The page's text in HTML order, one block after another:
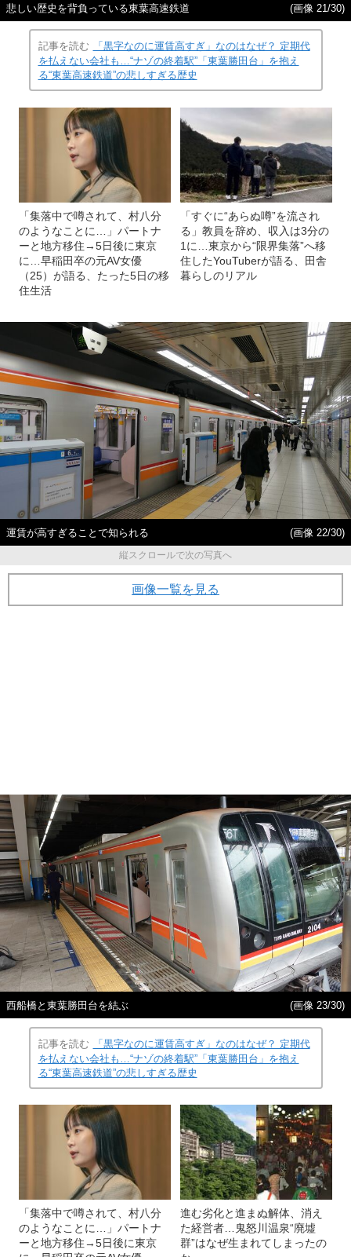
悲しい歴史を背負っている東葉高速鉄道 (画像 21/30)
記事を読む
「黒字なのに運賃高すぎ」なのはなぜ？ 定期代
を払えない会社も…“ナゾの終着駅”「東葉勝田台」を抱え
る“東葉高速鉄道”の悲しすぎる歴史
「集落中で噂されて、村八分
のようなことに…」パートナ
ーと地方移住→5日後に東京
に…早稲田卒の元AV女優
（25）が語る、たった5日の移
住生活
「すぐに“あらぬ噂”を流され
る」教員を辞め、収入は3分の
1に…東京から“限界集落”へ移
住したYouTuberが語る、田舎
暮らしのリアル
運賃が高すぎることで知られる
(画像 22/30)
縦スクロールで次の写真へ
画像一覧を見る
西船橋と東葉勝田台を結ぶ (画像 23/30)
記事を読む
「黒字なのに運賃高すぎ」なのはなぜ？ 定期代
を払えない会社も…“ナゾの終着駅”「東葉勝田台」を抱え
る“東葉高速鉄道”の悲しすぎる歴史
「集落中で噂されて、村八分
のようなことに…」パートナ
ーと地方移住→5日後に東京
進む劣化と進まぬ解体、消え
た経営者…鬼怒川温泉“廃墟
群”はなぜ生まれてしまったの